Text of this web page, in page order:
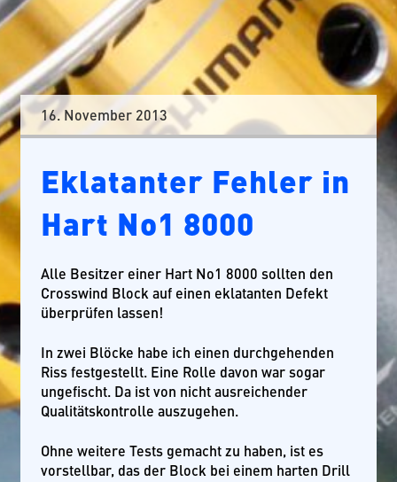
16. November 2013
Eklatanter Fehler in
Hart No1 8000
Alle Besitzer einer Hart No1 8000 sollten den
Crosswind Block auf einen eklatanten Defekt
überprüfen lassen!
In zwei Blöcke habe ich einen durchgehenden
Riss festgestellt. Eine Rolle davon war sogar
ungefischt. Da ist von nicht ausreichender
Qualitätskontrolle auszugehen.
Ohne weitere Tests gemacht zu haben, ist es
vorstellbar, das der Block bei einem harten Drill